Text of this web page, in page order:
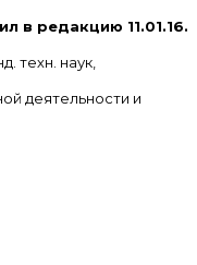
в редакцию 11.01.16.
техн. наук,
деятельности и